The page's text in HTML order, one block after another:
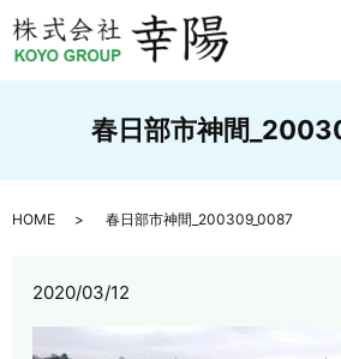
春日部市神間
HOME 春日部市神間_200309_0087
2020/03/12